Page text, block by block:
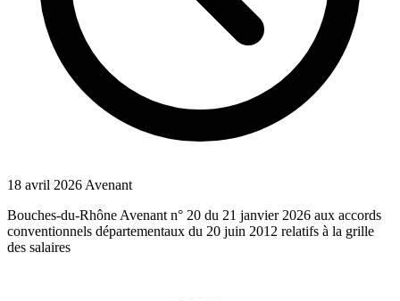
18 avril 2026 Avenant
Bouches-du-Rhône Avenant n° 20 du 21 janvier 2026 aux accords
conventionnels départementaux du 20 juin 2012 relatifs à la grille
des salaires